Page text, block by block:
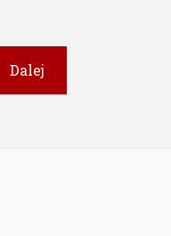
Dalej